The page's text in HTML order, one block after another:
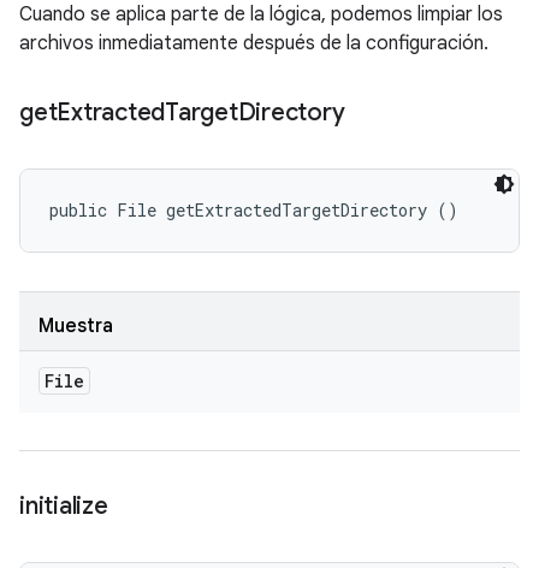
Cuando se aplica parte de la lógica, podemos limpiar los
archivos inmediatamente después de la configuración.
getExtractedTargetDirectory
public File getExtractedTargetDirectory ()
Muestra
File
initialize